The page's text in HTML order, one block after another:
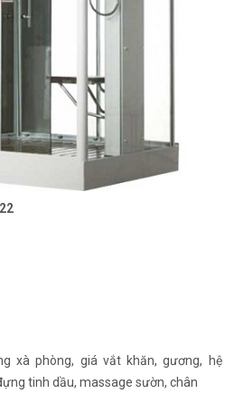
xà phòng, giá vắt khăn, gương, hệ
tinh dầu, massage sườn, chân